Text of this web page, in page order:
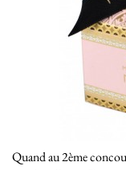
Quand au 2ème